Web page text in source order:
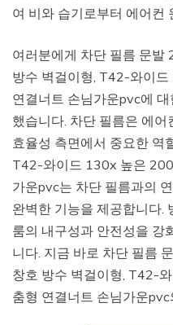
여 비와 습기로부터 에어컨
여러분에게 차단 필름 문발
방수 벽걸이형, T42-와이
연결너트 손님가운pvc에
했습니다. 차단 필름은 에
효율성 측면에서 중요한 역
T42-와이드 130x 높은
가운pvc는 차단 필름과의
완벽한 기능을 제공합니다.
룸의 내구성과 안전성을 강
니다. 지금 바로 차단 필름
창호 방수 벽걸이형, T42-
춤형 연결너트 손님가운